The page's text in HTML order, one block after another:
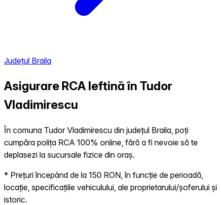
Județul Braila
Asigurare RCA Ieftină în Tudor
Vladimirescu
În comuna Tudor Vladimirescu din județul Braila, poți
cumpăra polița RCA 100% online, fără a fi nevoie să te
deplasezi la sucursale fizice din oraș.
* Prețuri începând de la 150 RON, în funcție de perioadă,
locație, specificațiile vehiculului, ale proprietarului/șoferului și
istoric.